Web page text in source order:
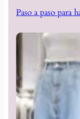
Paso a paso para